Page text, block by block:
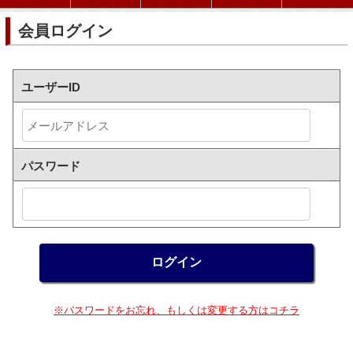
会員ログイン
ユーザーID
パスワード
※パスワードをお忘れ、もしくは変更する方はコチラ